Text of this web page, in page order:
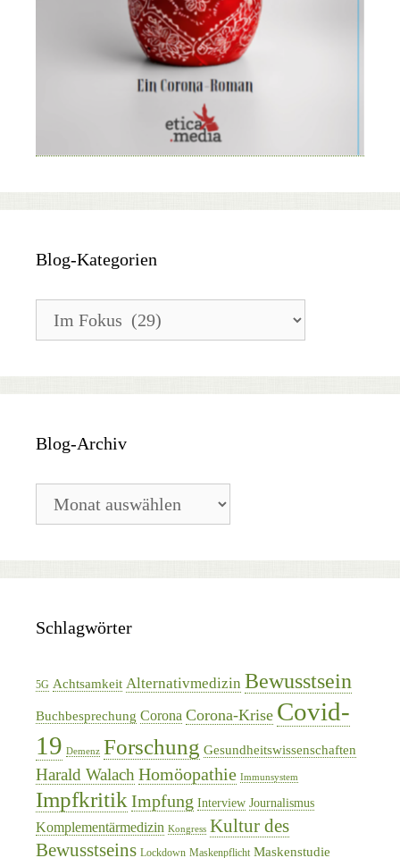
Blog-Kategorien
Kategorien
Blog-Archiv
Archiv
Schlagwörter
5G Achtsamkeit Alternativmedizin Bewusstsein
Buchbesprechung Corona Corona-Krise Covid-
19 Demenz Forschung Gesundheitswissenschaften
Harald WalachHomöopathie Immunsystem
Impfkritik Impfung Interview Journalismus
Komplementärmedizin Kongress Kultur des
Bewusstseins Lockdown Maskenpflicht Maskenstudie